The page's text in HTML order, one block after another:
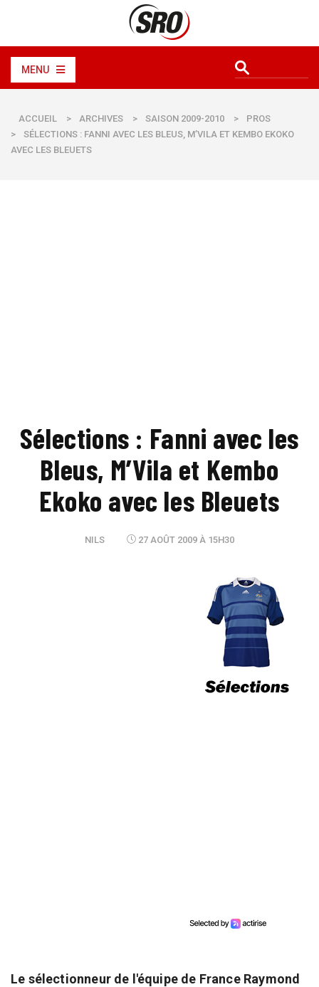
MENU
ACCUEIL > ARCHIVES > SAISON 2009-2010 >
PROS
>
SÉLECTIONS : FANNI AVEC LES BLEUS, M’VILA ET KEMBO EKOKO
AVEC LES BLEUETS
Sélections : Fanni avec les
Bleus, M’Vila et Kembo
Ekoko avec les Bleuets
NILS 27 AOÛT 2009 À 15H30
Le sélectionneur de l'équipe de France Raymond